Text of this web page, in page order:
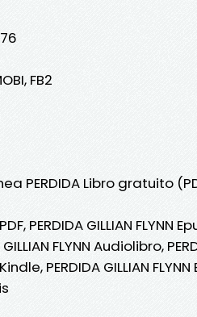
FB2
PERDIDA Libro gratuito
PERDIDA GILLIAN FLYNN
FLYNN Audiolibro,
PERDIDA GILLIAN